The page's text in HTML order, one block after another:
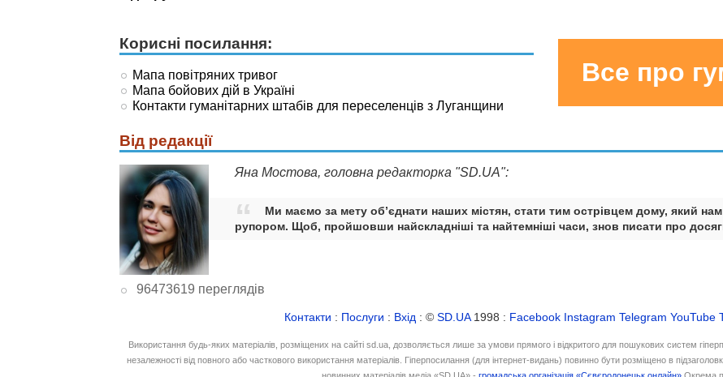
Корисні посилання:
Мапа повітряних тривог
Мапа бойових дій в Україні
Контакти гуманітарних штабів для переселенців з Луганщини
Все про
Від редакції
Яна Мостова, головна редакторка "SD.UA":
Ми маємо за мету об’єднати наших містян, стати тим острівцем дому, який
рупором. Щоб, пройшовши найскладніші та найтемніші часи, знов писати про
96473619 переглядів
Контакти : Послуги : Вхід : © SD.UA1998 : Facebook Instagram Telegram YouTube
Використання будь-яких матеріалів, розміщених на сайті sd.ua, дозволяється лише за умови прямого і відкритого для пошукових систем
незалежності від повного або часткового використання матеріалів. Гіперпосилання (для інтернет-видань) повинно бути розміщено в